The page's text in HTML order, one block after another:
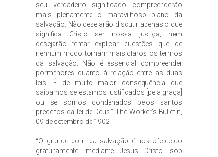
seu verdadeiro significado compreenderão
mais plenamente o maravilhoso plano da
salvação. Não desejarão discutir apenas o que
significa Cristo ser nossa justiça, nem
desejarão tentar explicar questões que de
nenhum modo tornam mais claros os termos
da salvação. Não é essencial compreender
pormenores quanto à relação entre as duas
leis. É de muito maior conseqüência que
saibamos se estamos justificados [pela graça]
ou se somos condenados pelos santos
preceitos da lei de Deus.” The Worker’s Bulletin,
09 de setembro de 1902.
“O grande dom da salvação é-nos oferecido
gratuitamente, mediante Jesus Cristo, sob